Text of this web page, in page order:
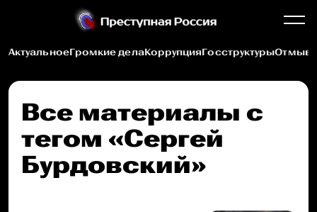
АктуальноеГромкие делаКоррупцияГосструктуры
Все материалы c
тегом «Сергей
Бурдовский»